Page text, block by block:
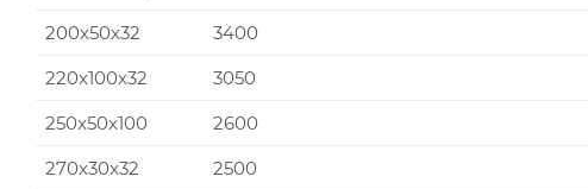
200x50x32
3400
220x100x32
3050
250x50x100
2600
270x30x32
2500